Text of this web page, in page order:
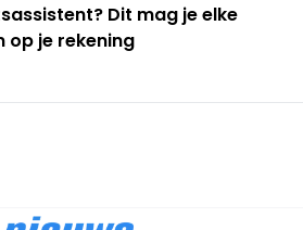
Dit mag je elke
op je rekening